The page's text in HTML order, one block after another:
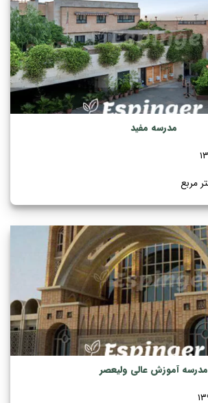
مدرسه مفید
مدرسه آموزش عالی ولیعصر